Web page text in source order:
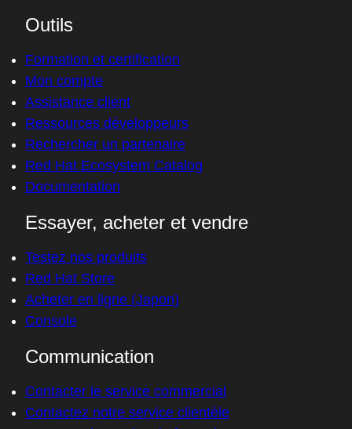
Outils
Formation et certification
Mon compte
Assistance client
Ressources développeurs
Rechercher un partenaire
Red Hat Ecosystem Catalog
Documentation
Essayer, acheter et vendre
Testez nos produits
Red Hat Store
Acheter en ligne (Japon)
Console
Communication
Contacter le service commercial
Contactez notre service clientèle